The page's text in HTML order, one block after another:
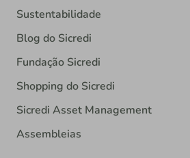
Sustentabilidade
Blog do Sicredi
Fundação Sicredi
Shopping do Sicredi
Sicredi Asset Management
Assembleias